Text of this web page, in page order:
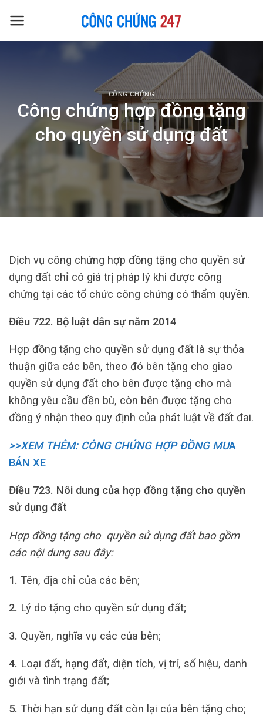
CÔNG CHỨNG
Công chứng hợp đồng tặng
cho quyền sử dụng đất
Dịch vụ công chứng hợp đồng tặng cho quyền sử
dụng đất chỉ có giá trị pháp lý khi được công
chứng tại các tổ chức công chứng có thẩm quyền.
Điều 722. Bộ luật dân sự năm 2014
Hợp đồng tặng cho quyền sử dụng đất là sự thỏa
thuận giữa các bên, theo đó bên tặng cho giao
quyền sử dụng đất cho bên được tặng cho mà
không yêu cầu đền bù, còn bên được tặng cho
đồng ý nhận theo quy định của phát luật về đất đai.
>>XEM THÊM: CÔNG CHỨNG HỢP ĐỒNG MUA
BÁN XE
Điều 723. Nôi dung của hợp đồng tặng cho quyền
sử dụng đất
Hợp đồng tặng cho quyền sử dụng đất bao gồm
các nội dung sau đây:
1. Tên, địa chỉ của các bên;
2. Lý do tặng cho quyền sử dụng đất;
3. Quyền, nghĩa vụ các của bên;
4. Loại đất, hạng đất, diện tích, vị trí, số hiệu, danh
giới và tình trạng đất;
5. Thời hạn sử dụng đất còn lại của bên tặng cho;